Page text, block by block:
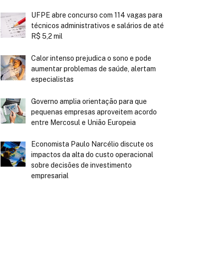
UFPE abre concurso com 114 vagas para
técnicos administrativos e salários de até
R$ 5,2 mil
Calor intenso prejudica o sono e pode
aumentar problemas de saúde, alertam
especialistas
Governo amplia orientação para que
pequenas empresas aproveitem acordo
entre Mercosul e União Europeia
Economista Paulo Narcélio discute os
impactos da alta do custo operacional
sobre decisões de investimento
empresarial